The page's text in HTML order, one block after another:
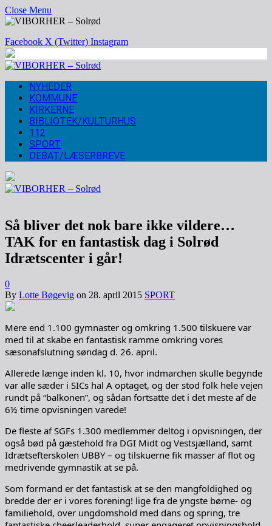
Close Menu
Facebook X (Twitter) Instagram
NYHEDER
KOMMUNE
KIRKERNE
BIBLIOTEK/KULTURHUS
112
SPORT
DEBAT/LÆSERBREVE
Så bliver det nok bare ikke vildere…
TAK for en fantastisk dag i Solrød
Idrætscenter i går!
0
By Lotte Bøgevig on 28. april 2015 SPORT
Mere end 1.100 gymnaster og omkring 1.500 tilskuere var
med til at skabe en fantastisk ramme omkring vores
sæsonafslutning søndag d. 26. april.
Allerede længe inden kl. 10, hvor indmarchen skulle begynde
var alle sæder i SICs hal A optaget, og der stod folk hele vejen
rundt på “balkonen”, og sådan fortsatte det i det meste af de
6½ time opvisningen varede!
De fleste af SGFs 1.300 medlemmer deltog i opvisningen, der
også bød på gæstehold fra DGI Midt og Vestsjælland, samt
Idrætsefterskolen UBBY – og tilskuerne fik masser af flot og
medrivende gymnastik at se på.
Som formand er det fantastisk at se den mangfoldighed og
bredde der er i vores forening! lige fra de yngste børne- og
familiehold, over ungdomshold med dans og spring, tre